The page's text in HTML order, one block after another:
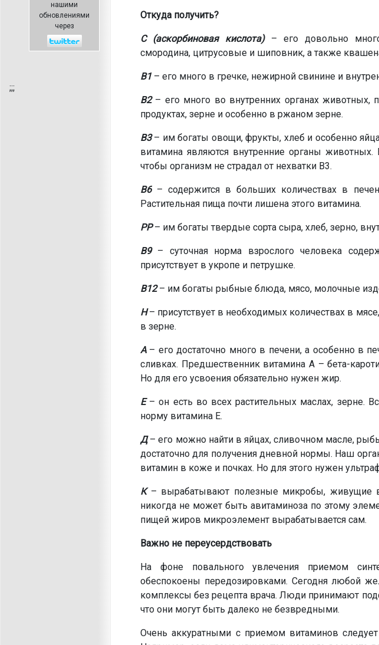
нашими
обновлениями
через
;;;
Откуда получить?
С (аскорбиновая кислота)– его довольно
смородина, цитрусовые и шиповник, а также
В1– его много в гречке, нежирной свинине и
В2– его много во внутренних органах животных,
продуктах, зерне и особенно в ржаном зерне.
В3– им богаты овощи, фрукты, хлеб и особенно
витамина являются внутренние органы
чтобы организм не страдал от нехватки В3.
В6– содержится в больших количествах в
Растительная пища почти лишена этого витамина.
РР– им богаты твердые сорта сыра, хлеб, зерно,
В9– суточная норма взрослого человека
присутствует в укропе и петрушке.
В12– им богаты рыбные блюда, мясо, молочные
Н– присутствует в необходимых количествах в
в зерне.
А– его достаточно много в печени, а особенно в
сливках. Предшественник витамина А – бета-
Но для его усвоения обязательно нужен жир.
Е– он есть во всех растительных маслах, зерне.
норму витамина Е.
Д– его можно найти в яйцах, сливочном масле,
достаточно для получения дневной нормы. Наш
витамин в коже и почках. Но для этого нужен
К– вырабатывают полезные микробы, живущие
никогда не может быть авитаминоза по этому
пищей жиров микроэлемент вырабатывается сам.
Важно не переусердствовать
На фоне повального увлечения приемом
обеспокоены передозировками. Сегодня любой
комплексы без рецепта врача. Люди принимают
что они могут быть далеко не безвредными.
Очень аккуратными с приемом витаминов